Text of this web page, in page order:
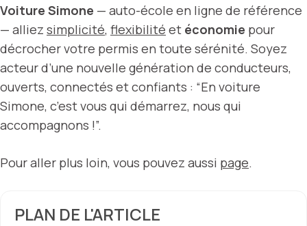
Voiture Simone — auto-école en ligne de référence
— alliez simplicité, flexibilité et économie pour
décrocher votre permis en toute sérénité. Soyez
acteur d’une nouvelle génération de conducteurs,
ouverts, connectés et confiants : “En voiture
Simone, c’est vous qui démarrez, nous qui
accompagnons !”.
Pour aller plus loin, vous pouvez aussi page.
PLAN DE L'ARTICLE